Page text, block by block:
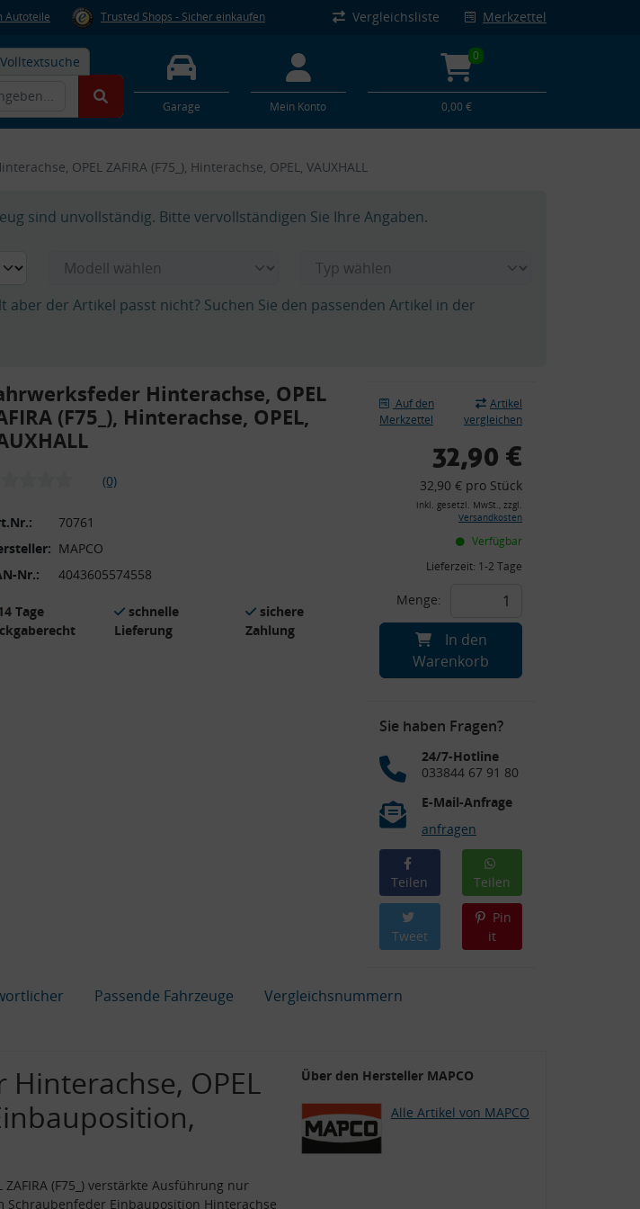
Autoteile Trusted Shops - Sicher einkaufen Vergleichsliste Merkzettel
Volltextsuche
Garage Mein Konto
0
0,00 €
OPEL ZAFIRA (F75_), Hinterachse, OPEL, VAUXHALL
sind unvollständig. Bitte vervollständigen Sie Ihre Angaben.
aber der Artikel passt nicht? Suchen Sie den passenden Artikel in der
Hinterachse, OPEL
(F75_), Hinterachse, OPEL,
(0)
70761
MAPCO
Nr.:
4043605574558
Tage
schnelle
Lieferung
sichere
Zahlung
Auf den
Merkzettel
Artikel
vergleichen
32,90 €
32,90 € pro Stück
inkl. gesetzl. MwSt., zzgl.
Versandkosten
Verfügbar
Lieferzeit: 1-2 Tage
Menge:
In den
Warenkorb
Sie haben Fragen?
24/7-Hotline
033844 67 91 80
E-Mail-Anfrage
anfragen
Teilen Teilen
Tweet
Pin
it
Passende Fahrzeuge
Vergleichsnummern
OPEL
(F75_) verstärkte Ausführung nur
Schraubenfeder Einbauposition Hinterachse
Über den Hersteller MAPCO
Alle Artikel von MAPCO